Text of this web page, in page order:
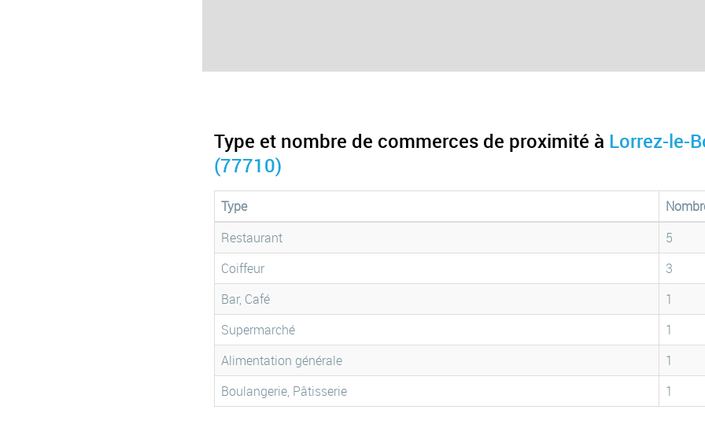
Type et nombre de commerces de proximité à Lorrez-le-
(77710)
Type
Restaurant
5
Coiffeur
3
Bar, Café
1
Supermarché
1
Alimentation générale
1
Boulangerie, Pâtisserie
1